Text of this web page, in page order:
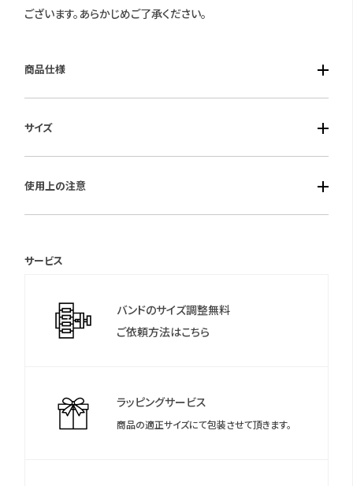
ございます。あらかじめご了承ください。
商品仕様
■風防素材：アクリル
■ベルト素材：レザー
サイズ
■ベルト幅：22mm
使用上の注意
＊保証書について
サービス
バンドのサイズ調整無料
ご依頼方法はこちら
ラッピングサービス
商品の適正サイズにて包装させて頂きます。